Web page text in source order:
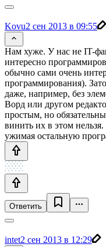
Kovu2 сен 2013 в 09:55
Нам хуже. У нас не IT-
интересно
обычно сами очень
программирования).
даже, например, без
Ворд или другом
простым, но
винить их в этом
ужимая остальную
Ответить
intet2 сен 2013 в 12:29